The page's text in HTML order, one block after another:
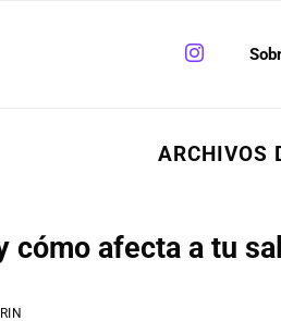
ARCHIVOS
cómo afecta a tu